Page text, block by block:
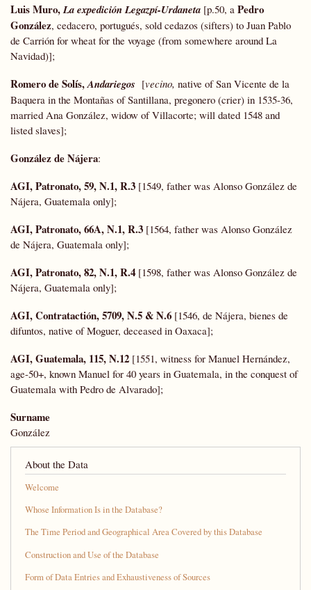
Luis Muro,La expedición Legazpí-Urdaneta [p.50, a Pedro
González, cedacero, portugués, sold cedazos (sifters) to Juan Pablo
de Carrión for wheat for the voyage (from somewhere around La
Navidad)];
Romero de Solís,Andariegos [vecino, native of San Vicente de la
Baquera in the Montañas of Santillana, pregonero (crier) in 1535-36,
married Ana González, widow of Villacorte; will dated 1548 and
listed slaves];
González de Nájera:
AGI, Patronato, 59, N.1, R.3 [1549, father was Alonso González de
Nájera, Guatemala only];
AGI, Patronato, 66A, N.1, R.3 [1564, father was Alonso González
de Nájera, Guatemala only];
AGI, Patronato, 82, N.1, R.4 [1598, father was Alonso González de
Nájera, Guatemala only];
AGI, Contratactión, 5709, N.5 & N.6 [1546, de Nájera, bienes de
difuntos, native of Moguer, deceased in Oaxaca];
AGI, Guatemala, 115, N.12 [1551, witness for Manuel Hernández,
age-50+, known Manuel for 40 years in Guatemala, in the conquest of
Guatemala with Pedro de Alvarado];
Surname
González
About the Data
Welcome
Whose Information Is in the Database?
The Time Period and Geographical Area Covered by this Database
Construction and Use of the Database
Form of Data Entries and Exhaustiveness of Sources